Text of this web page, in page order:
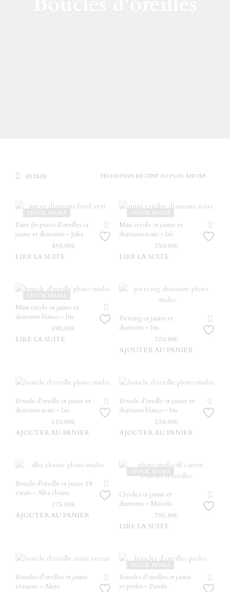
FILTRER
STOCK ÉPUISÉ
Paire de puces d’oreilles or
jaune et diamants – Julia
430.00€
LIRE LA SUITE
STOCK ÉPUISÉ
Mini créole or jaune et
diamants noirs – Iris
350.00€
LIRE LA SUITE
STOCK ÉPUISÉ
Mini créole or jaune et
diamants blancs – Iris
390.00€
LIRE LA SUITE
Piercing or jaune et
diamants – Iris
320.00€
AJOUTER AU PANIER
Boucle d’oreille or jaune et
diamants noirs – Iris
310.00€
AJOUTER AU PANIER
Boucle d’oreille or jaune et
diamants blancs – Iris
330.00€
AJOUTER AU PANIER
Boucle d’oreille or jaune 18
carats – Alba chaine
175.00€
AJOUTER AU PANIER
STOCK ÉPUISÉ
Créoles or jaune et
diamants – Mircela
795.00€
LIRE LA SUITE
Boucles d’oreilles or jaune
et nacre – Alma
STOCK ÉPUISÉ
Boucles d’oreilles or jaune
et perles – Perola